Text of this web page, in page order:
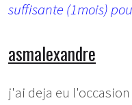
suffisante (1mois)
asmalexandre
j'ai deja eu